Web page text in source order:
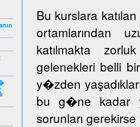
Bu kurslara
ortamlarından
katılmakta
gelenekleri belli
y�zden
bu g�ne kadar
sorunları